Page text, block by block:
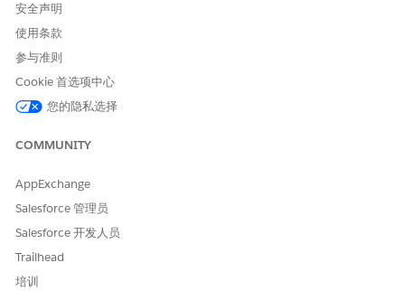
请与我们共享您的想法，以便我们进行改进！
安全声明
使用条款
参与准则
Cookie 首选项中心
您的隐私选择
COMMUNITY
AppExchange
Salesforce 管理员
Salesforce 开发人员
Trailhead
培训